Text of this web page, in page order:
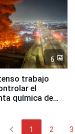
6
trabajo
el
química de
chevron_left 1 2 3